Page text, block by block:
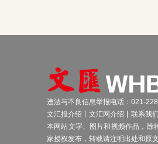
违法与不良信息举报电话：021-
文汇报介绍
文汇网介绍
联系我
本网站文字、图片和视频作品，除
家授权发布，转载请注明出处和原